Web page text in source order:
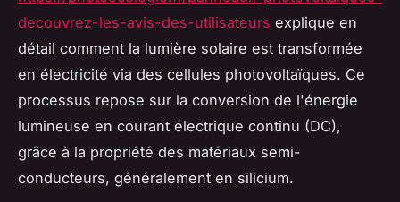
decouvrez-les-avis-des-utilisateurs explique en
détail comment la lumière solaire est transformée
en électricité via des cellules photovoltaïques. Ce
processus repose sur la conversion de l'énergie
lumineuse en courant électrique continu (DC),
grâce à la propriété des matériaux semi-
conducteurs, généralement en silicium.